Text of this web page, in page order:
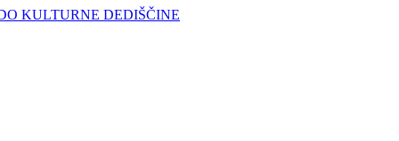
KULTURNE DEDIŠČINE